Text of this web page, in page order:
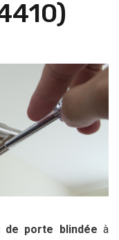
de porte blindée à